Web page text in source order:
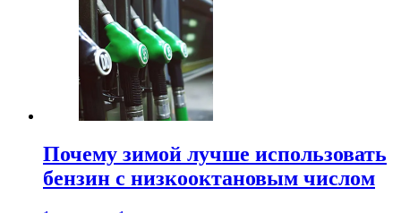
Почему зимой лучше использовать
бензин с низкооктановым числом